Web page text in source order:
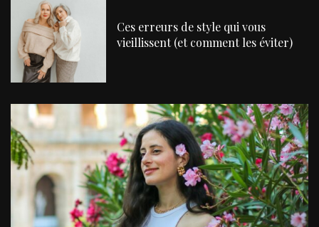
Ces erreurs de style qui vous
vieillissent (et comment les éviter)